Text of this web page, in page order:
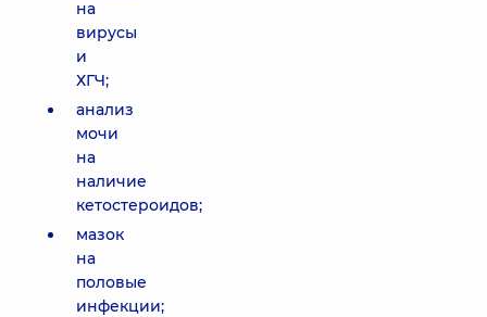
на
вирусы
и
ХГЧ;
анализ
мочи
на
наличие
кетостероидов;
мазок
на
половые
инфекции;